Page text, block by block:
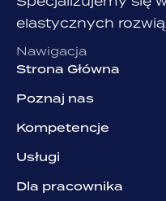
elastycznych
Nawigacja
Strona Główna
Poznaj nas
Kompetencje
Usługi
Dla pracownika